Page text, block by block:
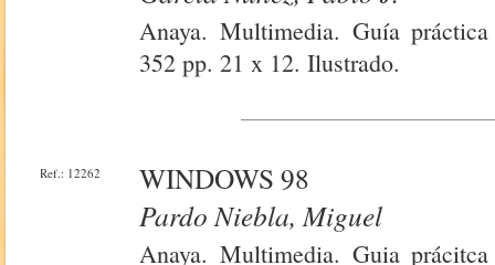
Anaya. Multimedia. Guía
352 pp. 21 x 12. Ilustrado.
Ref.: 12262
WINDOWS 98
Pardo Niebla, Miguel
Anaya. Multimedia. Guia